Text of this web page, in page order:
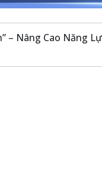
– Nâng Cao Năng